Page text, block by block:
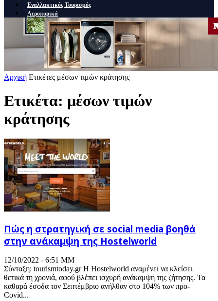
Εναλλακτικός Τουρισμός
Αεροπορικά
Αρχική Ετικέτες μέσων τιμών κράτησης
Ετικέτα: μέσων τιμών
κράτησης
Πώς η στρατηγική σε social media βοηθά
στην ανάκαμψη της Hostelworld
12/10/2022 - 6:51 ΜΜ
Σύνταξη: tourismtoday.gr Η Hostelworld αναμένει να κλείσει
θετικά τη χρονιά, αφού βλέπει ισχυρή ανάκαμψη της ζήτησης. Τα
καθαρά έσοδα τον Σεπτέμβριο ανήλθαν στο 104% των προ-
Covid...